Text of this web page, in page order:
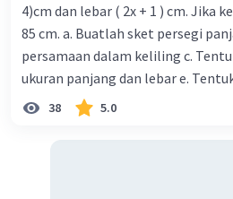
4)cm dan lebar ( 2x + 1 ) cm. Jika
85 cm. a. Buatlah sket persegi
persamaan dalam keliling c.
ukuran panjang dan lebar e.
38 5.0